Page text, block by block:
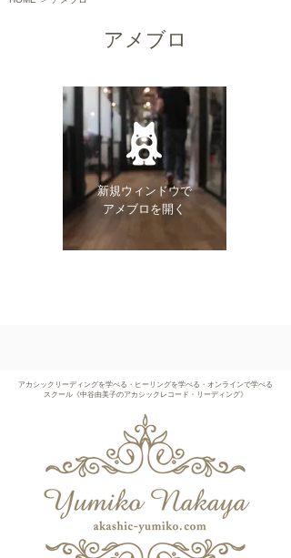
アメブロ
新規ウィンドウで
​アメブロを開く
アカシックリーディングを学べる・ヒーリングを学べる・オンラインで学べる
スクール《中谷由美子のアカシックレコード・リーディング》